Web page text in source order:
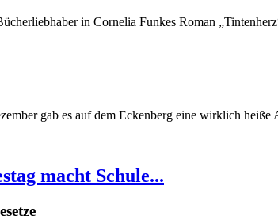
in Cornelia Funkes Roman
gab es auf dem Eckenberg eine wirklich
macht Schule...